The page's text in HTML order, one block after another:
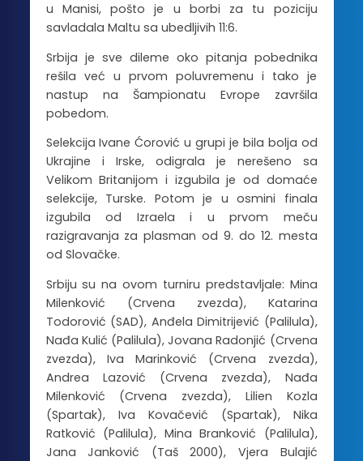
u Manisi, pošto je u borbi za tu poziciju
savladala Maltu sa ubedljivih 11:6.
Srbija je sve dileme oko pitanja pobednika
rešila već u prvom poluvremenu i tako je
nastup na Šampionatu Evrope završila
pobedom.
Selekcija Ivane Ćorović u grupi je bila bolja od
Ukrajine i Irske, odigrala je nerešeno sa
Velikom Britanijom i izgubila je od domaće
selekcije, Turske. Potom je u osmini finala
izgubila od Izraela i u prvom meču
razigravanja za plasman od 9. do 12. mesta
od Slovačke.
Srbiju su na ovom turniru predstavljale: Mina
Milenković (Crvena zvezda), Katarina
Todorović (SAD), Anđela Dimitrijević (Palilula),
Nađa Kulić (Palilula), Jovana Radonjić (Crvena
zvezda), Iva Marinković (Crvena zvezda),
Andrea Lazović (Crvena zvezda), Nađa
Milenković (Crvena zvezda), Lilien Kozla
(Spartak), Iva Kovačević (Spartak), Nika
Ratković (Palilula), Mina Branković (Palilula),
Jana Janković (Taš 2000), Vjera Bulajić